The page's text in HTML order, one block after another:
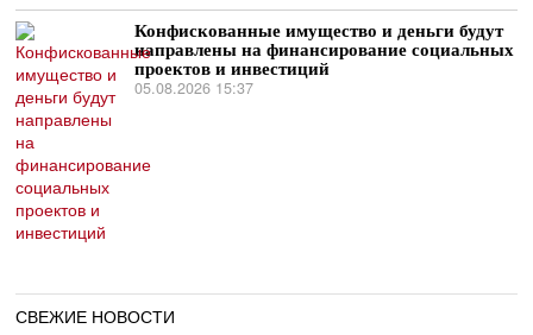
Конфискованные имущество и деньги будут
направлены на финансирование социальных
проектов и инвестиций
05.08.2026 15:37
СВЕЖИЕ НОВОСТИ